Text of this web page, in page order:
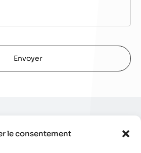
le consentement